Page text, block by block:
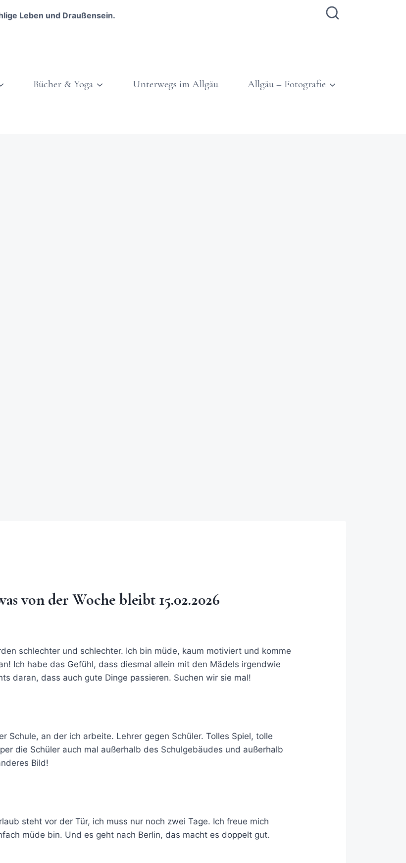
Leben und Draußensein.
Bücher & Yoga Unterwegs im Allgäu Allgäu – Fotografie
von der Woche bleibt 15.02.2026
schlechter und schlechter. Ich bin müde, kaum motiviert und komme
Ich habe das Gefühl, dass diesmal allein mit den Mädels irgendwie
daran, dass auch gute Dinge passieren. Suchen wir sie mal!
Schule, an der ich arbeite. Lehrer gegen Schüler. Tolles Spiel, tolle
die Schüler auch mal außerhalb des Schulgebäudes und außerhalb
Bild!
steht vor der Tür, ich muss nur noch zwei Tage. Ich freue mich
müde bin. Und es geht nach Berlin, das macht es doppelt gut.